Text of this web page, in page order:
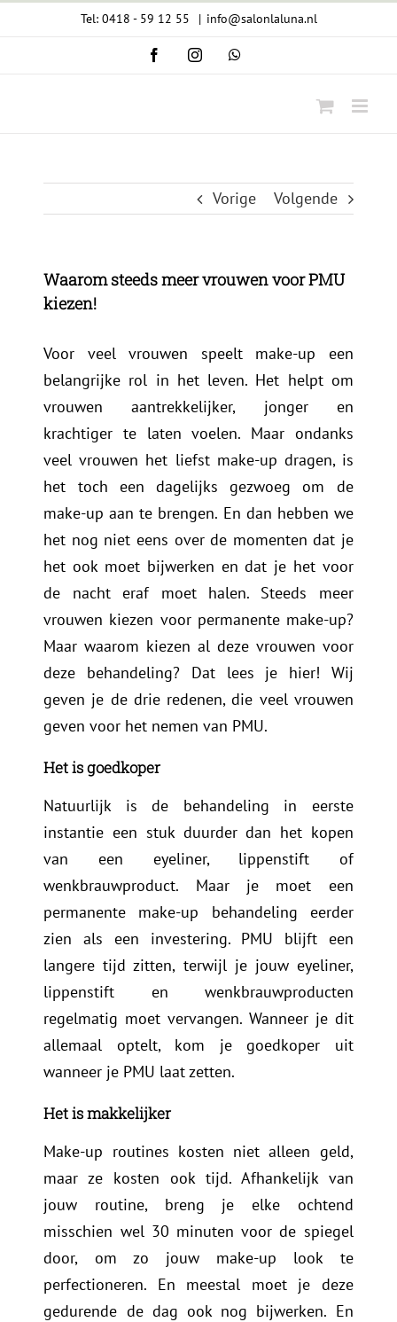
Tel: 0418 - 59 12 55 | info@salonlaluna.nl
FacebookInstagramWhatsApp
Vorige Volgende
Waarom steeds meer vrouwen voor PMU
kiezen!
Voor veel vrouwen speelt make-up een
belangrijke rol in het leven. Het helpt om
vrouwen aantrekkelijker, jonger en
krachtiger te laten voelen. Maar ondanks
veel vrouwen het liefst make-up dragen, is
het toch een dagelijks gezwoeg om de
make-up aan te brengen. En dan hebben we
het nog niet eens over de momenten dat je
het ook moet bijwerken en dat je het voor
de nacht eraf moet halen. Steeds meer
vrouwen kiezen voor permanente make-up?
Maar waarom kiezen al deze vrouwen voor
deze behandeling? Dat lees je hier! Wij
geven je de drie redenen, die veel vrouwen
geven voor het nemen van PMU.
Het is goedkoper
Natuurlijk is de behandeling in eerste
instantie een stuk duurder dan het kopen
van een eyeliner, lippenstift of
wenkbrauwproduct. Maar je moet een
permanente make-up behandeling eerder
zien als een investering. PMU blijft een
langere tijd zitten, terwijl je jouw eyeliner,
lippenstift en wenkbrauwproducten
regelmatig moet vervangen. Wanneer je dit
allemaal optelt, kom je goedkoper uit
wanneer je PMU laat zetten.
Het is makkelijker
Make-up routines kosten niet alleen geld,
maar ze kosten ook tijd. Afhankelijk van
jouw routine, breng je elke ochtend
misschien wel 30 minuten voor de spiegel
door, om zo jouw make-up look te
perfectioneren. En meestal moet je deze
gedurende de dag ook nog bijwerken. En